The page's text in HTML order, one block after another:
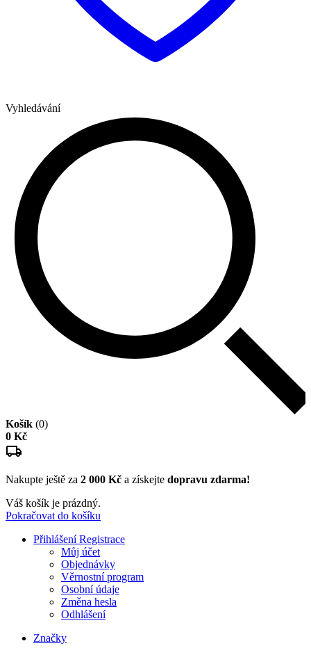
Vyhledávání
Košík (0)
0 Kč
Nakupte ještě za 2 000 Kč a získejte dopravu zdarma!
Váš košík je prázdný.
Pokračovat do košíku
PřihlášeníRegistrace
Můj účet
Objednávky
Věrnostní program
Osobní údaje
Změna hesla
Odhlášení
Značky